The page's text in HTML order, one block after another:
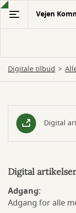
Gå
hovedindhold
Vejen
Digitale tilbud
Digital
artikelservice
Digital
Digital
Adgang:
Adgang for alle